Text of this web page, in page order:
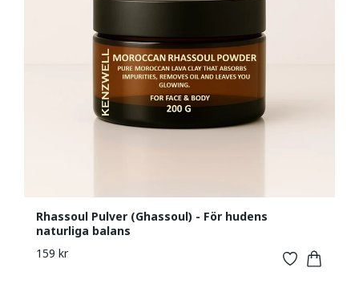
Rhassoul Pulver (Ghassoul) - För hudens
naturliga balans
159 kr